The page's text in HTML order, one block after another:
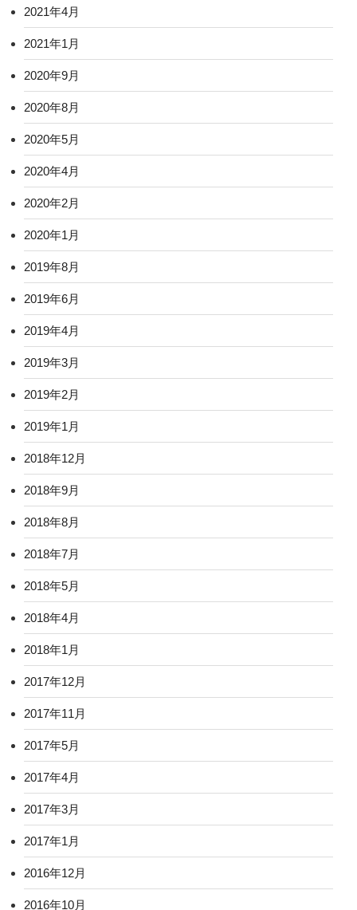
2021年4月
2021年1月
2020年9月
2020年8月
2020年5月
2020年4月
2020年2月
2020年1月
2019年8月
2019年6月
2019年4月
2019年3月
2019年2月
2019年1月
2018年12月
2018年9月
2018年8月
2018年7月
2018年5月
2018年4月
2018年1月
2017年12月
2017年11月
2017年5月
2017年4月
2017年3月
2017年1月
2016年12月
2016年10月